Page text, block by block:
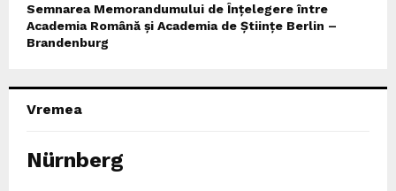
Semnarea Memorandumului de Înțelegere între
Academia Română și Academia de Științe Berlin –
Brandenburg
Vremea
Nürnberg